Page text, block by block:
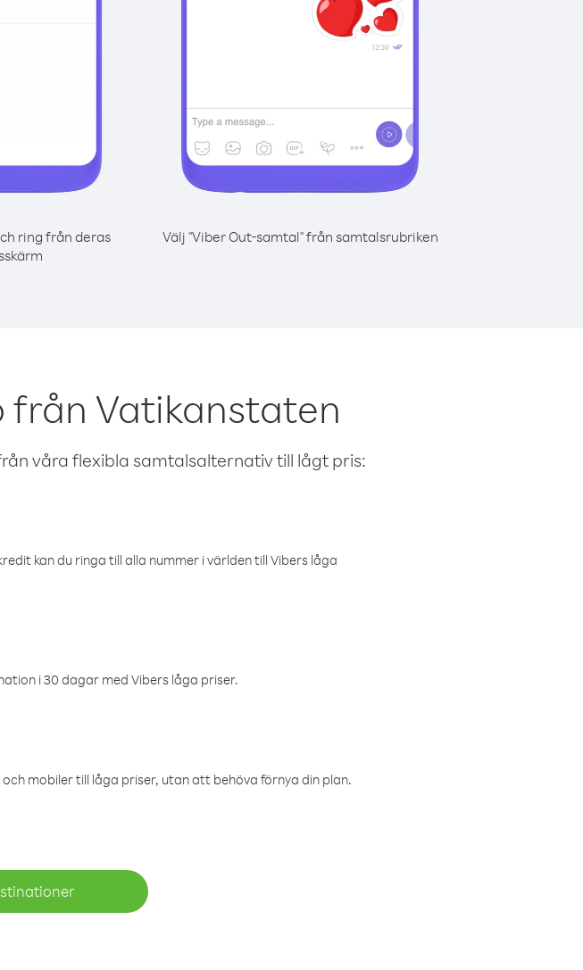
ring från deras
Välj "Viber Out-samtal" från samtalsrubriken
från Vatikanstaten
våra flexibla samtalsalternativ till lågt pris:
kan du ringa till alla nummer i världen till Vibers låga
i 30 dagar med Vibers låga priser.
mobiler till låga priser, utan att behöva förnya din plan.